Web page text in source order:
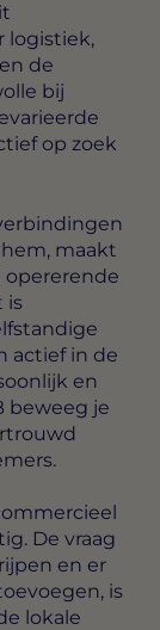
logistiek,
de
bij
op zoek
maakt
opererende
is
actief in de
en
beweeg je
De vraag
en er
is
lokale